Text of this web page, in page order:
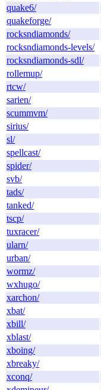
quake6/
quakeforge/
rocksndiamonds/
rocksndiamonds-levels/
rocksndiamonds-sdl/
rollemup/
rtcw/
sarien/
scummvm/
sirius/
sl/
spellcast/
spider/
svb/
tads/
tanked/
tscp/
tuxracer/
ularn/
urban/
wormz/
wxhugo/
xarchon/
xbat/
xbill/
xblast/
xboing/
xbreaky/
xconq/